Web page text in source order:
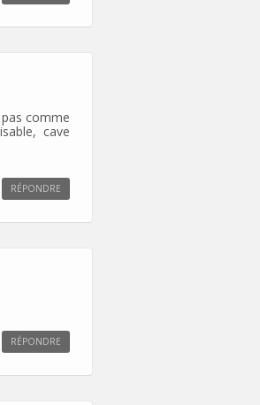
comme
cave
RÉPONDRE
RÉPONDRE